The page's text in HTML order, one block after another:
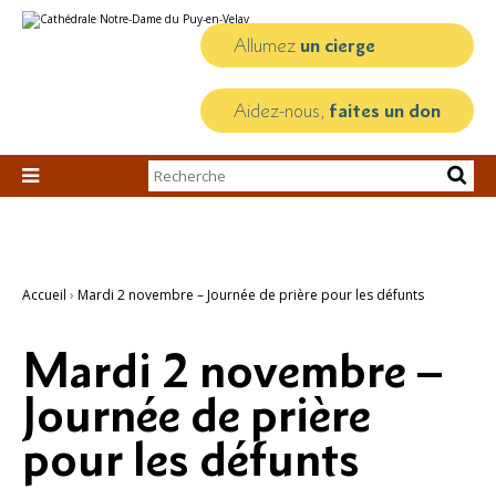
au
personnels
Allumez un cierge
Aidez-nous, faites un don

Chercher par
Recherche
Accueil › Mardi 2 novembre – Journée de prière pour les défunts
Mardi 2 novembre –
Journée de prière
pour les défunts